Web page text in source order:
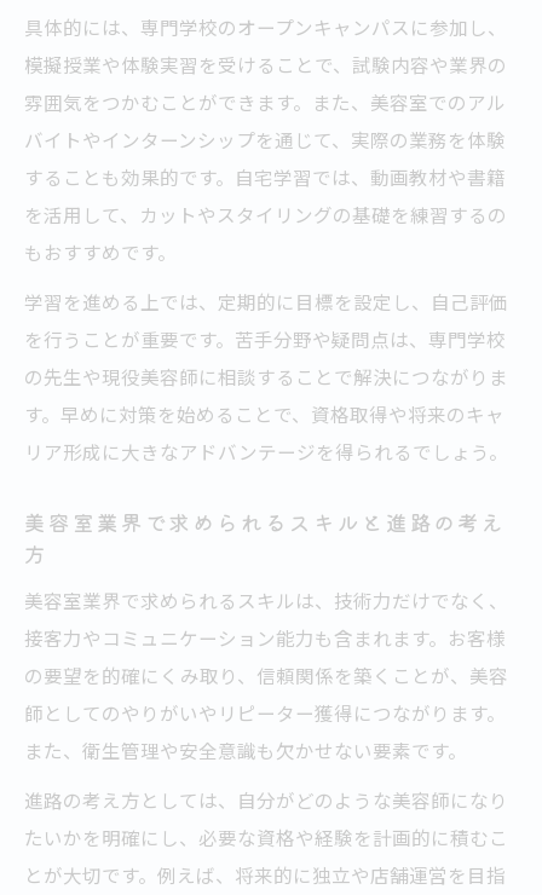
具体的には、専門学校のオープンキャンパスに参加し、
模擬授業や体験実習を受けることで、試験内容や業界の
雰囲気をつかむことができます。また、美容室でのアル
バイトやインターンシップを通じて、実際の業務を体験
することも効果的です。自宅学習では、動画教材や書籍
を活用して、カットやスタイリングの基礎を練習するの
もおすすめです。
学習を進める上では、定期的に目標を設定し、自己評価
を行うことが重要です。苦手分野や疑問点は、専門学校
の先生や現役美容師に相談することで解決につながりま
す。早めに対策を始めることで、資格取得や将来のキャ
リア形成に大きなアドバンテージを得られるでしょう。
美容室業界で求められるスキルと進路の考え
方
美容室業界で求められるスキルは、技術力だけでなく、
接客力やコミュニケーション能力も含まれます。お客様
の要望を的確にくみ取り、信頼関係を築くことが、美容
師としてのやりがいやリピーター獲得につながります。
また、衛生管理や安全意識も欠かせない要素です。
進路の考え方としては、自分がどのような美容師になり
たいかを明確にし、必要な資格や経験を計画的に積むこ
とが大切です。例えば、将来的に独立や店舗運営を目指